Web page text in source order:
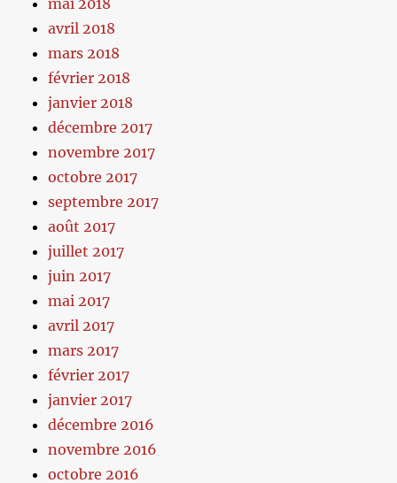
avril 2018
mars 2018
février 2018
janvier 2018
décembre 2017
novembre 2017
octobre 2017
septembre 2017
août 2017
juillet 2017
juin 2017
mai 2017
avril 2017
mars 2017
février 2017
janvier 2017
décembre 2016
novembre 2016
octobre 2016